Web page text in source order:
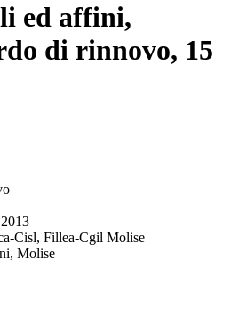
ed affini,
di rinnovo, 15
Cisl, Fillea-Cgil Molise
Molise